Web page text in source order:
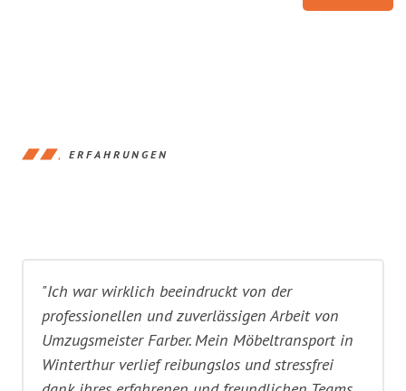
ERFAHRUNGEN
"Ich war wirklich beeindruckt von der
professionellen und zuverlässigen Arbeit von
Umzugsmeister Farber. Mein Möbeltransport in
Winterthur verlief reibungslos und stressfrei